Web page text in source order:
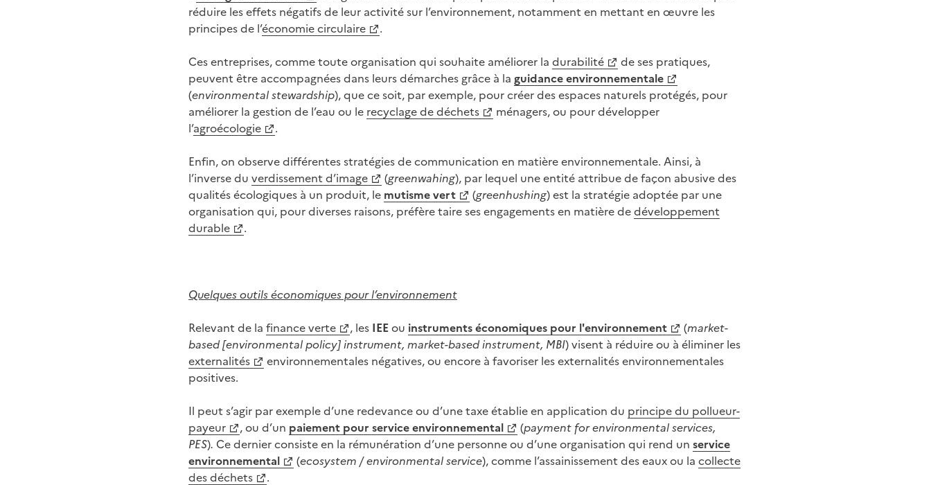
réduire les effets négatifs de leur activité sur l’environnement, notamment en mettant en œuvre les
principes de l’économie circulaire .
Ces entreprises, comme toute organisation qui souhaite améliorer la durabilité
de ses pratiques,
peuvent être accompagnées dans leurs démarches grâce à la guidance environnementale
(environmental stewardship), que ce soit, par exemple, pour créer des espaces naturels protégés, pour
améliorer la gestion de l’eau ou le recyclage de déchets
ménagers, ou pour développer
l’agroécologie .
Enfin, on observe différentes stratégies de communication en matière environnementale. Ainsi, à
l’inverse du verdissement d’image (greenwahing), par lequel une entité attribue de façon abusive des
qualités écologiques à un produit, le mutisme vert (greenhushing) est la stratégie adoptée par une
organisation qui, pour diverses raisons, préfère taire ses engagements en matière dedéveloppement
durable
.
Quelques outils économiques pour l’environnement
Relevant de la finance verte , les IEEou instruments économiques pour l'environnement (market-
based[environmental policy] instrument, market-based instrument, MBI) visent à réduire ou à éliminer les
externalités
environnementales négatives, ou encore à favoriser les externalités environnementales
positives.
Il peut s’agir par exemple d’une redevance ou d’une taxe établie en application du principe du pollueur-
payeur
, ou d’un paiement pour service environnemental (payment for environmental services,
PES). Ce dernier consiste en la rémunération d’une personne ou d’une organisation qui rend un service
environnemental
(ecosystem / environmental service), comme l’assainissement des eaux ou la collecte
des déchets
.